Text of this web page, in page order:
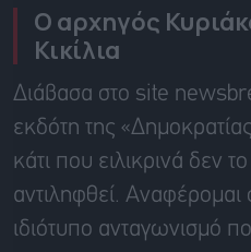
Ο αρχηγός
Κικίλια
Διάβασα στο site
εκδότη της
κάτι που ειλικρινά δεν
αντιληφθεί. Αναφέρομαι
ιδιότυπο ανταγωνισμό